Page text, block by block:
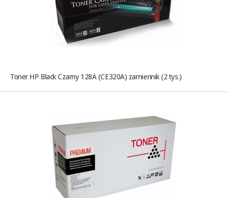
Toner HP Black Czarny 128A (CE320A) zamiennik (2 tys.)